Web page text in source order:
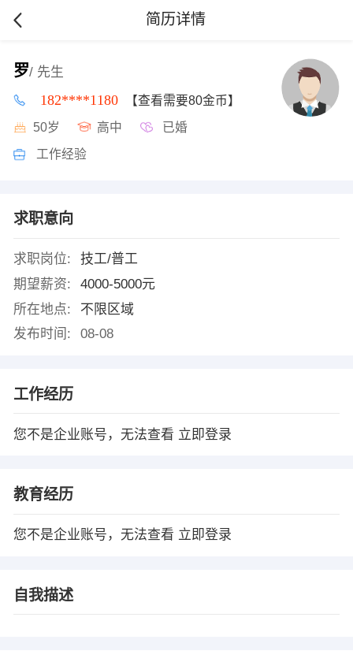
简历详情
罗/ 先生
182****1180 【查看需要80金币】
50岁 高中 已婚
工作经验
求职意向
求职岗位:
技工/普工
期望薪资:
4000-5000元
所在地点:
不限区域
发布时间:
08-08
工作经历
您不是企业账号，无法查看 立即登录
教育经历
您不是企业账号，无法查看 立即登录
自我描述